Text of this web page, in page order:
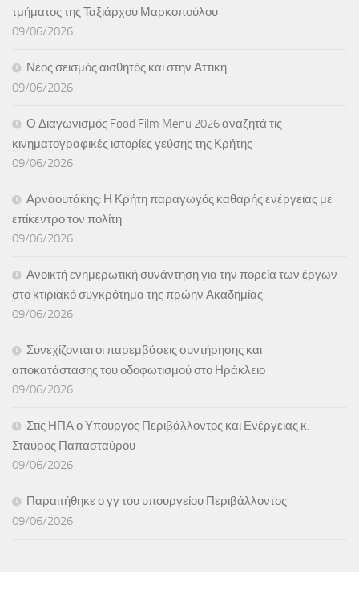
τμήματος της Ταξιάρχου Μαρκοπούλου
09/06/2026
Νέος σεισμός αισθητός και στην Αττική
09/06/2026
Ο Διαγωνισμός Food Film Menu 2026 αναζητά τις
κινηματογραφικές ιστορίες γεύσης της Κρήτης
09/06/2026
Αρναουτάκης: Η Κρήτη παραγωγός καθαρής ενέργειας με
επίκεντρο τον πολίτη
09/06/2026
Ανοικτή ενημερωτική συνάντηση για την πορεία των έργων
στο κτιριακό συγκρότημα της πρώην Ακαδημίας
09/06/2026
Συνεχίζονται οι παρεμβάσεις συντήρησης και
αποκατάστασης του οδοφωτισμού στο Ηράκλειο
09/06/2026
Στις ΗΠΑ ο Υπουργός Περιβάλλοντος και Ενέργειας κ.
Σταύρος Παπασταύρου
09/06/2026
Παραιτήθηκε ο γγ του υπουργείου Περιβάλλοντος
09/06/2026